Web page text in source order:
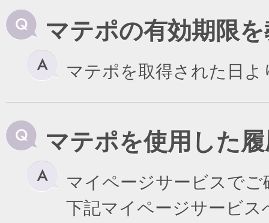
マテポの有効期限
マテポを取得された日
マテポを使用した
マイページサービスで
下記マイページサービ